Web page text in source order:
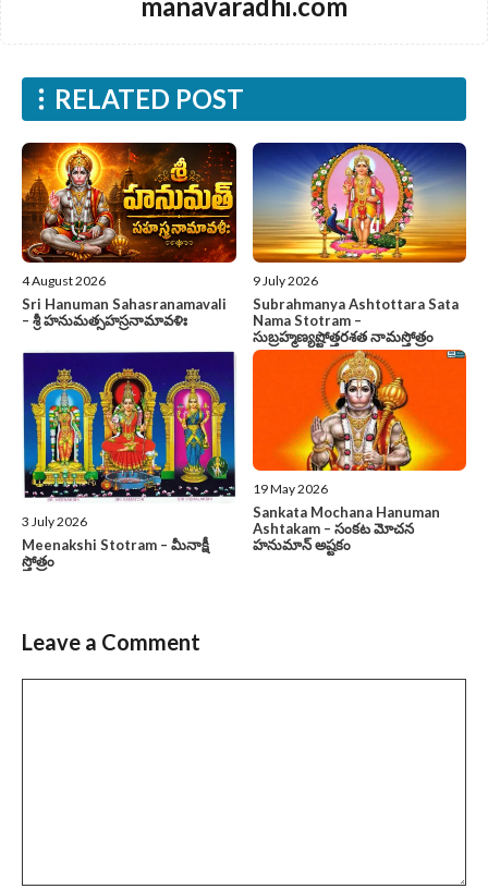
RELATED POST
4 August 2026
Sri Hanuman Sahasranamavali
– శ్రీ హనుమత్సహస్రనామావళిః
9 July 2026
Subrahmanya Ashtottara Sata
Nama Stotram –
సుబ్రహ్మణ్యష్టోత్తరశత నామస్తోత్రం
3 July 2026
Meenakshi Stotram – మీనాక్షీ
స్తోత్రం
19 May 2026
Sankata Mochana Hanuman
Ashtakam – సంకట మోచన
హనుమాన్ అష్టకం
Leave a Comment